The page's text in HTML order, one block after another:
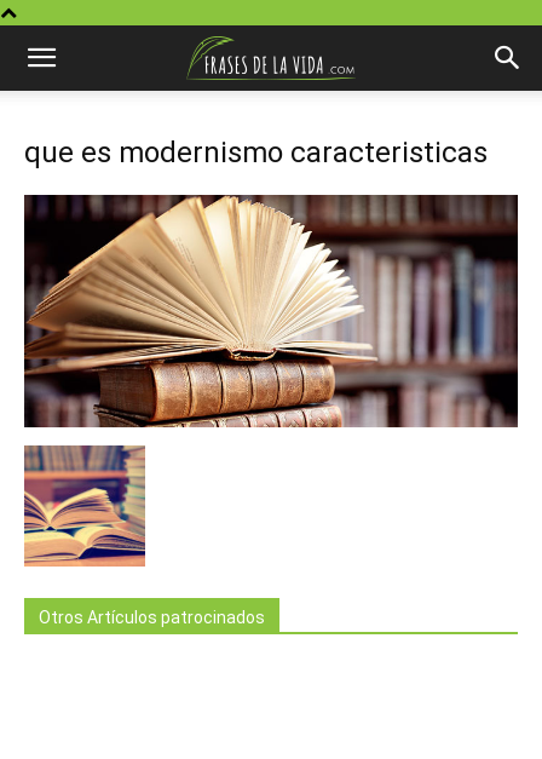
que es modernismo caracteristicas
Otros Artículos patrocinados